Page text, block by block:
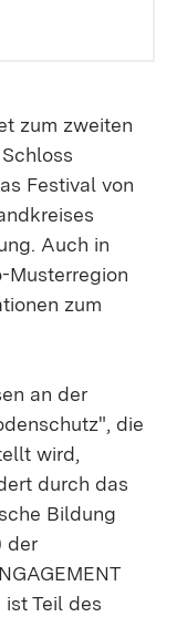
zum zweiten
Festival von
Auch in
Musterregion
zum
an der
die
wird,
durch das
Bildung
der
Teil des